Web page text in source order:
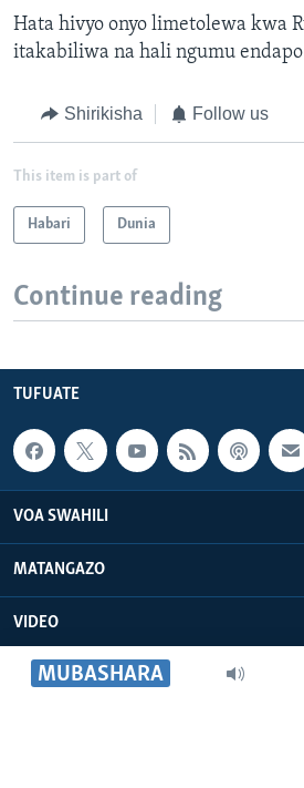
MUBASHARA
Hata hivyo onyo limetolewa kwa
itakabiliwa na hali ngumu
Shirikisha Follow us
This item is part of
Habari Dunia
Continue reading
TUFUATE
VOA SWAHILI
MATANGAZO
VIDEO
VOA AFRICA